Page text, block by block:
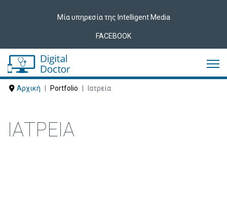
Μία υπηρεσία της Intelligent Media
FACEBOOK
Αρχική Portfolio Ιατρεία
ΙΑΤΡΕΊΑ